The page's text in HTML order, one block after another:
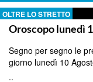
OLTRE LO STRETTO
Oroscopo lunedì
Segno per segno le
giorno lunedì 10
..